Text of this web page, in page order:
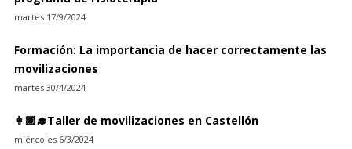
martes 17/9/2024
Formación: La importancia de hacer correctamente las
movilizaciones
martes 30/4/2024
👩🏽‍🎓Taller de movilizaciones en Castellón
miércoles 6/3/2024